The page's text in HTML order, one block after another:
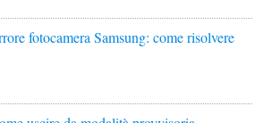
fotocamera Samsung: come risolvere